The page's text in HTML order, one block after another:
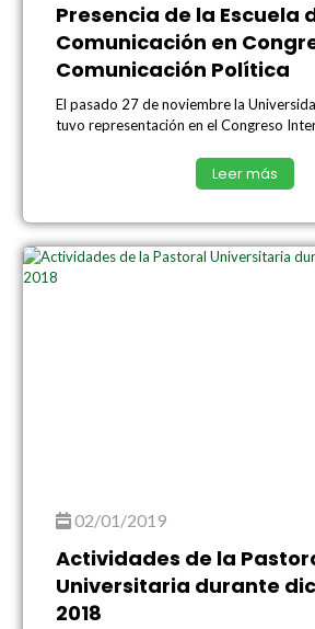
Presencia de la Escuela
Comunicación en
Comunicación Política
El pasado 27 de noviembre la
tuvo representación en el Congreso
Leer más
02/01/2019
Actividades de la
Universitaria durante
2018